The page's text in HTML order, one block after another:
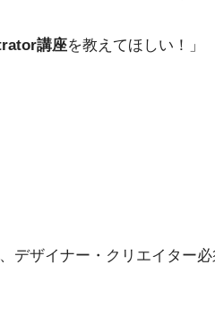
講座を教えてほしい！」
デザイナー・クリエイター